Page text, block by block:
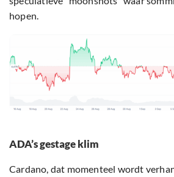
hopen.
ADA’s gestage klim
Cardano, dat momenteel wordt